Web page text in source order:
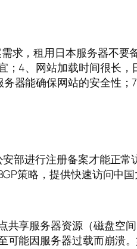
求，租用日本服务器不要
4、网站加载时间很长
器能确保网站的安全性；
部进行注册备案才能正
策略，提供快速访问中
享服务器资源（磁盘空
能因服务器过载而崩溃